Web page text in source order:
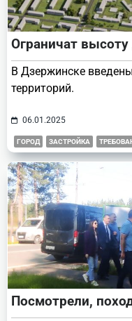
Ограничат
В Дзержинске
территорий.
06.01.2025
ГОРОД ЗАСТРОЙКА
Посмотрели,